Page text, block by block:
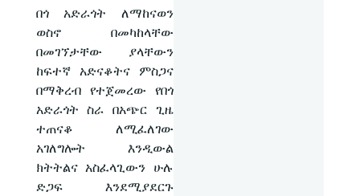
በጎ አድራጎት ለማከናወን
ወስኖ በመካከላቸው
በመገኘታቸው ያላቸውን
ከፍተኛ አድናቆትና ምስጋና
በማቅረብ የተጀመረው የበጎ
አድራጎት ስራ በአጭር ጊዜ
ተጠናቆ ለሚፈለገው
አገለግሎት እንዲውል
ክትትልና አስፈላጊውን ሁሉ
ድጋፍ እንደሚያደርጉ